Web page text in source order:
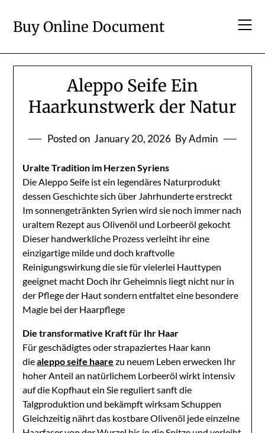
content
Buy Online Document
Aleppo Seife Ein
Haarkunstwerk der Natur
Posted on January 20, 2026 By Admin
Uralte Tradition im Herzen Syriens
Die Aleppo Seife ist ein legendäres Naturprodukt
dessen Geschichte sich über Jahrhunderte erstreckt
Im sonnengetränkten Syrien wird sie noch immer nach
uraltem Rezept aus Olivenöl und Lorbeeröl gekocht
Dieser handwerkliche Prozess verleiht ihr eine
einzigartige milde und doch kraftvolle
Reinigungswirkung die sie für vielerlei Hauttypen
geeignet macht Doch ihr Geheimnis liegt nicht nur in
der Pflege der Haut sondern entfaltet eine besondere
Magie bei der Haarpflege
Die transformative Kraft für Ihr Haar
Für geschädigtes oder strapaziertes Haar kann
diealeppo seife haare zu neuem Leben erwecken Ihr
hoher Anteil an natürlichem Lorbeeröl wirkt intensiv
auf die Kopfhaut ein Sie reguliert sanft die
Talgproduktion und bekämpft wirksam Schuppen
Gleichzeitig nährt das kostbare Olivenöl jede einzelne